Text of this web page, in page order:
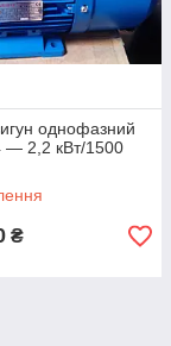
однофазний
— 2,2 кВт/1500
₴